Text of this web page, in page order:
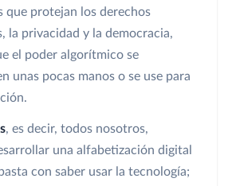
que protejan los derechos
la privacidad y la democracia,
el poder algorítmico se
unas pocas manos o se use para
, es decir, todos nosotros,
una alfabetización digital
con saber usar la tecnología;